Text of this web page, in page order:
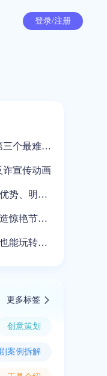
登录/注册
三个最难察
诈宣传动画
势、明显
惊艳节日
能玩转应
更多标签
创意策划
案例拆解